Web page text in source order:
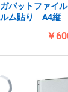
ガバットファイ
ルム貼り A4縦
￥